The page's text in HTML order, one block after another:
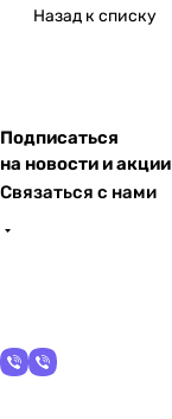
Назад к списку
Подписаться
на новости и акции
Связаться с нами